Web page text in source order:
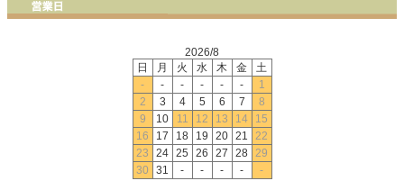
2026/8
日
月 火 水 木 金
土
-
- - - - -
1
2
3 4 5 6 7
8
9
10 11 12 13 14
15
16
17 18 19 20 21
22
23
24 25 26 27 28 29
30
31 - - - - -